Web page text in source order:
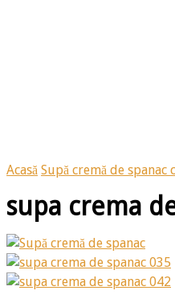
Acasă Supă cremă de
supa crema